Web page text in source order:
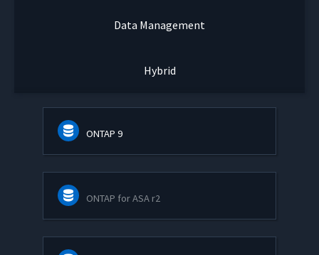
Data Management
Hybrid
ONTAP 9
ONTAP for ASA r2